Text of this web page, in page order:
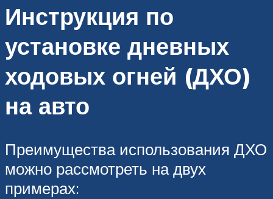
Инструкция по
установке дневных
ходовых огней (ДХО)
на авто
Преимущества использования ДХО
можно рассмотреть на двух
примерах: